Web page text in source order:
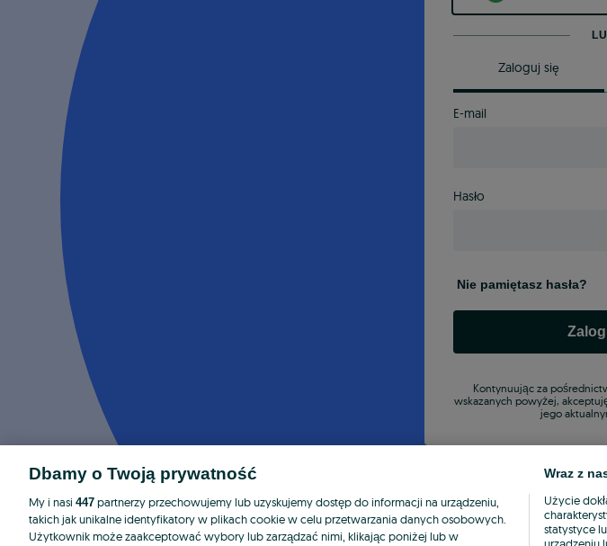
Zaloguj się
E-mail
Hasło
Nie pamiętasz hasła?
Kontynuując za
wskazanych powyżej,
jego
Dbamy o Twoją prywatność
My i nasi 447 partnerzy przechowujemy lub uzyskujemy dostęp do informacji na urządzeniu,
takich jak unikalne identyfikatory w plikach cookie w celu przetwarzania danych osobowych.
Użytkownik może zaakceptować wybory lub zarządzać nimi, klikając poniżej lub w
Wraz z
Użycie
statystyce